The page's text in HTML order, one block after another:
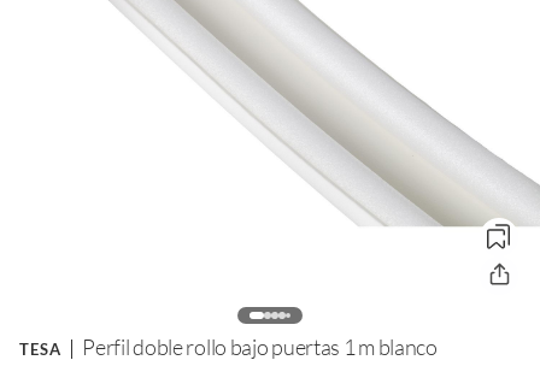
TESA Perfil doble rollo bajo puertas 1 m blanco